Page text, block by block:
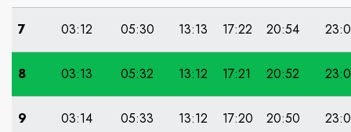
7 03:12 05:30 13:13 17:22 20:54
8 03:13 05:32 13:12 17:21 20:52
9 03:14 05:33 13:12 17:20 20:50